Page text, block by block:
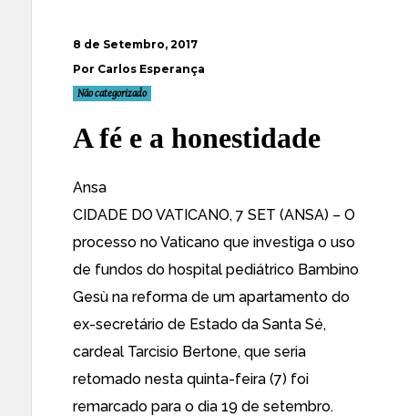
8 de Setembro, 2017
Por Carlos Esperança
Não categorizado
A fé e a honestidade
Ansa
CIDADE DO VATICANO, 7 SET (ANSA) – O
processo no Vaticano que investiga o uso
de fundos do hospital pediátrico Bambino
Gesù na reforma de um apartamento do
ex-secretário de Estado da Santa Sé,
cardeal Tarcisio Bertone, que seria
retomado nesta quinta-feira (7) foi
remarcado para o dia 19 de setembro.